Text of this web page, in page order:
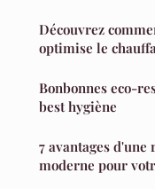
Découvrez
optimise le
Bonbonnes eco-
best hygiène
7 avantages
moderne pour